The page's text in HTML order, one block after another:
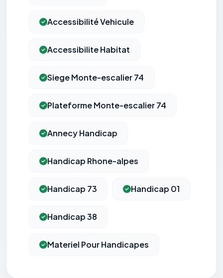
Accessibilité Vehicule
Accessibilite Habitat
Siege Monte-escalier 74
Plateforme Monte-escalier 74
Annecy Handicap
Handicap Rhone-alpes
Handicap 73 Handicap 01
Handicap 38
Materiel Pour Handicapes